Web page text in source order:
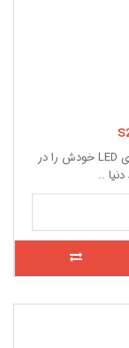
کمپانی سامسونگ نسل جدید نمایشگرهای سه بعدی LED خودش را در
..